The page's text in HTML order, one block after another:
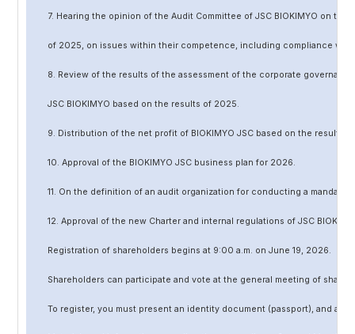
7. Hearing the opinion of the Audit Committee of JSC BIOKIMYO on the
of 2025, on issues within their competence, including compliance
8. Review of the results of the assessment of the corporate
JSC BIOKIMYO based on the results of 2025.
9. Distribution of the net profit of BIOKIMYO JSC based on the results
10. Approval of the BIOKIMYO JSC business plan for 2026.
11. On the definition of an audit organization for conducting a
12. Approval of the new Charter and internal regulations of JSC
Registration of shareholders begins at 9:00 a.m. on June 19, 2026.
Shareholders can participate and vote at the general meeting of
To register, you must present an identity document (passport), and a